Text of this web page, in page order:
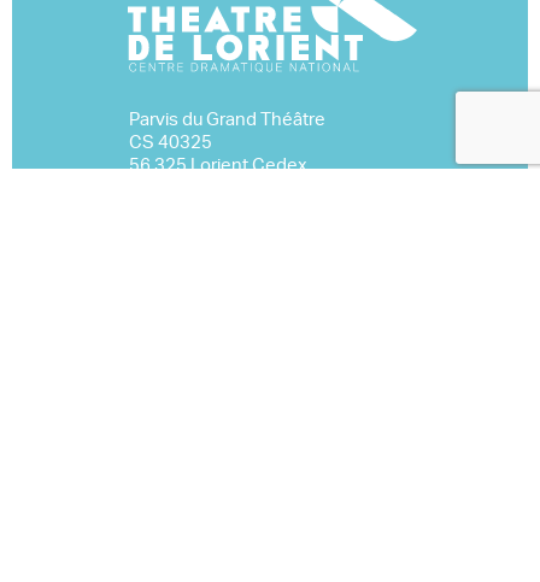
Parvis du Grand Théâtre
CS 40325
56 325 Lorient Cedex